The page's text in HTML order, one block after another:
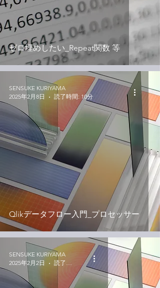
ゼロ埋めしたい_Repeat関数 等
Qlikデータフロー入門_プロセッサー
SENSUKE KURIYAMA
2025年2月8日
読了時間: 10分
SENSUKE KURIYAMA
2025年2月2日
読了時間: 4分